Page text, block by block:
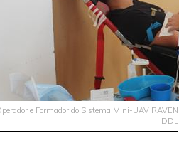
e Formador do Sistema Mini-UAV RAVEN
DDL